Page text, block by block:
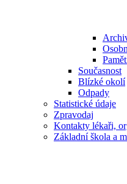
Současnost
Blízké okolí
Odpady
Statistické údaje
Zpravodaj
Kontakty lékaři,
Základní škola a